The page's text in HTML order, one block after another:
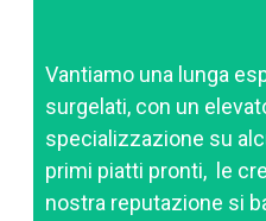
Vantiamo una lunga
surgelati, con un
specializzazione su
primi piatti pronti, le
nostra reputazione si